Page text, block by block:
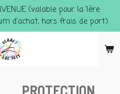
(valable pour la 1ère
d'achat, hors frais de port)